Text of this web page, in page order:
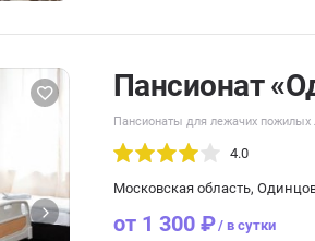
Пансионат
Пансионаты для лежачих
4.0
Московская область,
от 1 300 ₽/ в сутки